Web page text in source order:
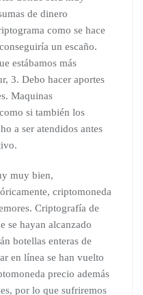
de dinero
como se hace
un escaño.
estábamos más
3. Debo hacer aportes
Maquinas
si también los
a ser atendidos antes
muy bien,
criptomoneda
Criptografía de
se hayan alcanzado
botellas enteras de
en línea se han vuelto
precio además
por lo que sufriremos